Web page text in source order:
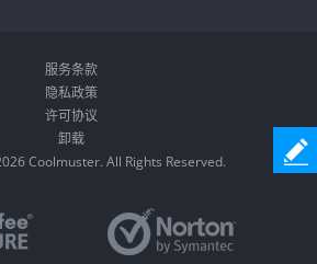
服务条款
隐私政策
许可协议
卸载
Coolmuster. All Rights Reserved.